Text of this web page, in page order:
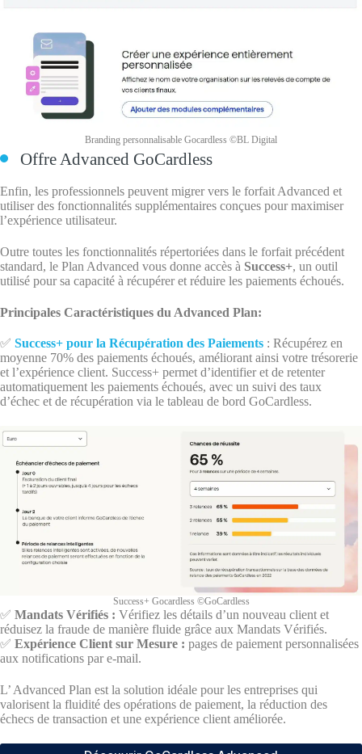
Branding personnalisable Gocardless ©BL Digital
Offre Advanced GoCardless
Enfin, les professionnels peuvent migrer vers le forfait Advanced et
utiliser des fonctionnalités supplémentaires conçues pour maximiser
l’expérience utilisateur.
Outre toutes les fonctionnalités répertoriées dans le forfait précédent
standard, le Plan Advanced vous donne accès à Success+, un outil
utilisé pour sa capacité à récupérer et réduire les paiements échoués.
Principales Caractéristiques du Advanced Plan:
✅ Success+ pour la Récupération des Paiements : Récupérez en
moyenne 70% des paiements échoués, améliorant ainsi votre trésorerie
et l’expérience client. Success+ permet d’identifier et de retenter
automatiquement les paiements échoués, avec un suivi des taux
d’échec et de récupération via le tableau de bord GoCardless.
Success+ Gocardless ©GoCardless
✅ Mandats Vérifiés : Vérifiez les détails d’un nouveau client et
réduisez la fraude de manière fluide grâce aux Mandats Vérifiés.
✅ Expérience Client sur Mesure : pages de paiement personnalisées
aux notifications par e-mail.
L’ Advanced Plan est la solution idéale pour les entreprises qui
valorisent la fluidité des opérations de paiement, la réduction des
échecs de transaction et une expérience client améliorée.